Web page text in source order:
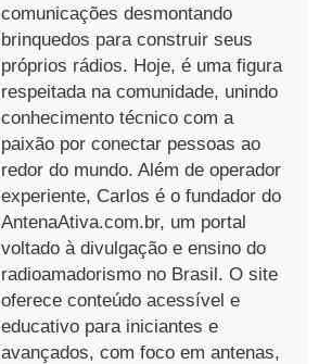
comunicações desmontando
brinquedos para construir seus
próprios rádios. Hoje, é uma figura
respeitada na comunidade, unindo
conhecimento técnico com a
paixão por conectar pessoas ao
redor do mundo. Além de operador
experiente, Carlos é o fundador do
AntenaAtiva.com.br, um portal
voltado à divulgação e ensino do
radioamadorismo no Brasil. O site
oferece conteúdo acessível e
educativo para iniciantes e
avançados, com foco em antenas,